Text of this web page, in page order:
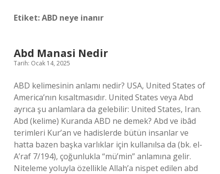
Etiket:ABD neye inanır
Abd Manasi Nedir
Tarih: Ocak 14, 2025
ABD kelimesinin anlamı nedir? USA, United States of
America’nın kısaltmasıdır. United States veya Abd
ayrıca şu anlamlara da gelebilir: United States, Iran.
Abd (kelime) Kuranda ABD ne demek? Abd ve ibâd
terimleri Kur’an ve hadislerde bütün insanlar ve
hatta bazen başka varlıklar için kullanılsa da (bk. el-
A’raf 7/194), çoğunlukla “mü’min” anlamına gelir.
Niteleme yoluyla özellikle Allah’a nispet edilen abd